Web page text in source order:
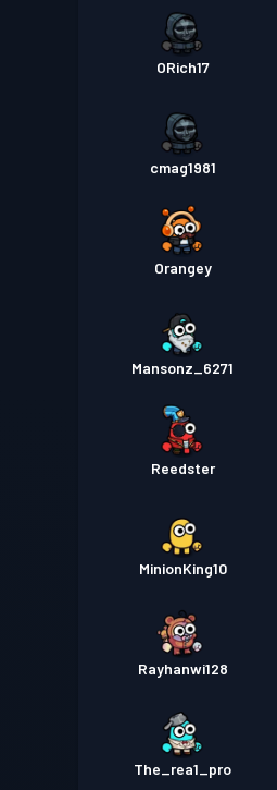
ORich17
cmag1981
Orangey
Mansonz_6271
Reedster
MinionKing10
Rayhanwi128
The_rea1_pro